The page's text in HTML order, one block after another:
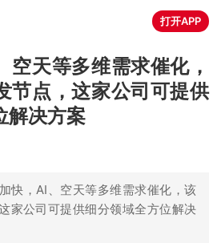
打开APP
空天等多维需求催化，
节点，这家公司可提供
解决方案
快，AI、空天等多维需求催化，该
家公司可提供细分领域全方位解决